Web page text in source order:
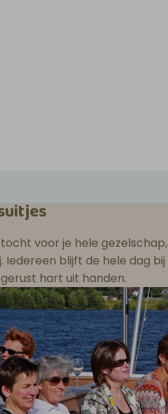
voor je hele
Iedereen blijft de hele dag
hart uit handen.